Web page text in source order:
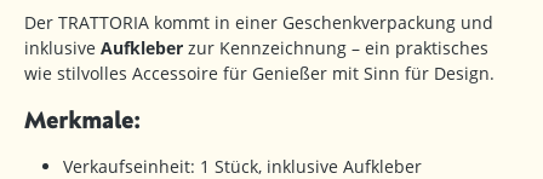
Der TRATTORIA kommt in einer Geschenkverpackung und
inklusive Aufkleber zur Kennzeichnung – ein praktisches
wie stilvolles Accessoire für Genießer mit Sinn für Design.
Merkmale:
Verkaufseinheit: 1 Stück, inklusive Aufkleber